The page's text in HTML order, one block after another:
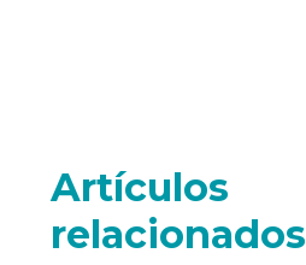
Artículos
relacionados